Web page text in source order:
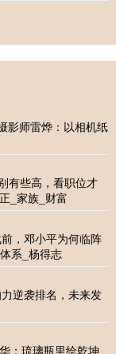
影师雷烨：以相机纸
有些高，看职位才
_家族_财富
，邓小平为何临阵
系_杨得志
逆袭排名，未来发
：琉璃瓶里绘乾坤